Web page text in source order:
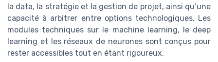
la data, la stratégie et la gestion de projet, ainsi qu’une
capacité à arbitrer entre options technologiques. Les
modules techniques sur le machine learning, le deep
learning et les réseaux de neurones sont conçus pour
rester accessibles tout en étant rigoureux.